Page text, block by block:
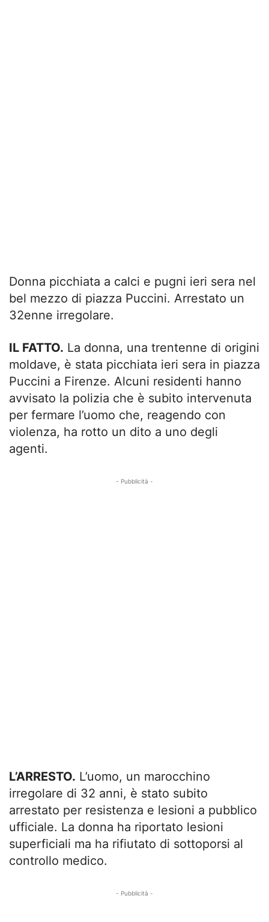
Donna picchiata a calci e pugni ieri sera nel
bel mezzo di piazza Puccini. Arrestato un
32enne irregolare.
IL FATTO. La donna, una trentenne di origini
moldave, è stata picchiata ieri sera in piazza
Puccini a Firenze. Alcuni residenti hanno
avvisato la polizia che è subito intervenuta
per fermare l’uomo che, reagendo con
violenza, ha rotto un dito a uno degli
agenti.
- Pubblicità -
L’ARRESTO. L’uomo, un marocchino
irregolare di 32 anni, è stato subito
arrestato per resistenza e lesioni a pubblico
ufficiale. La donna ha riportato lesioni
superficiali ma ha rifiutato di sottoporsi al
controllo medico.
- Pubblicità -